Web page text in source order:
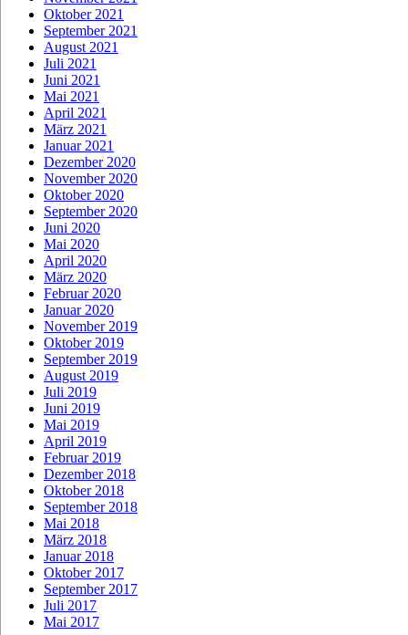
Oktober 2021
September 2021
August 2021
Juli 2021
Juni 2021
Mai 2021
April 2021
März 2021
Januar 2021
Dezember 2020
November 2020
Oktober 2020
September 2020
Juni 2020
Mai 2020
April 2020
März 2020
Februar 2020
Januar 2020
November 2019
Oktober 2019
September 2019
August 2019
Juli 2019
Juni 2019
Mai 2019
April 2019
Februar 2019
Dezember 2018
Oktober 2018
September 2018
Mai 2018
März 2018
Januar 2018
Oktober 2017
September 2017
Juli 2017
Mai 2017